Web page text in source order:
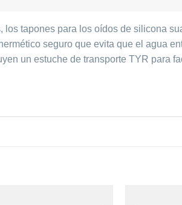
tapones para los oídos de silicona
seguro que evita que el agua
un estuche de transporte TYR para